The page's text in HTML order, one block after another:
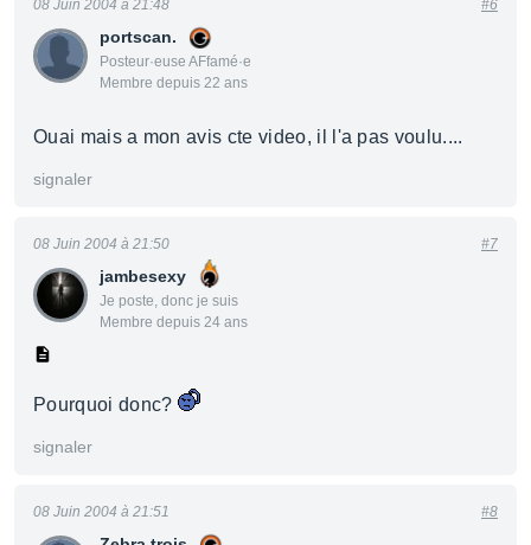
portscan.
Posteur·euse AFfamé·e
Membre depuis 22 ans
08 Juin 2004 à 21:48 #6
Ouai mais a mon avis cte video, il l'a pas voulu....
signaler
jambesexy
Je poste, donc je suis
Membre depuis 24 ans
08 Juin 2004 à 21:50 #7
Pourquoi donc?
signaler
08 Juin 2004 à 21:51 #8